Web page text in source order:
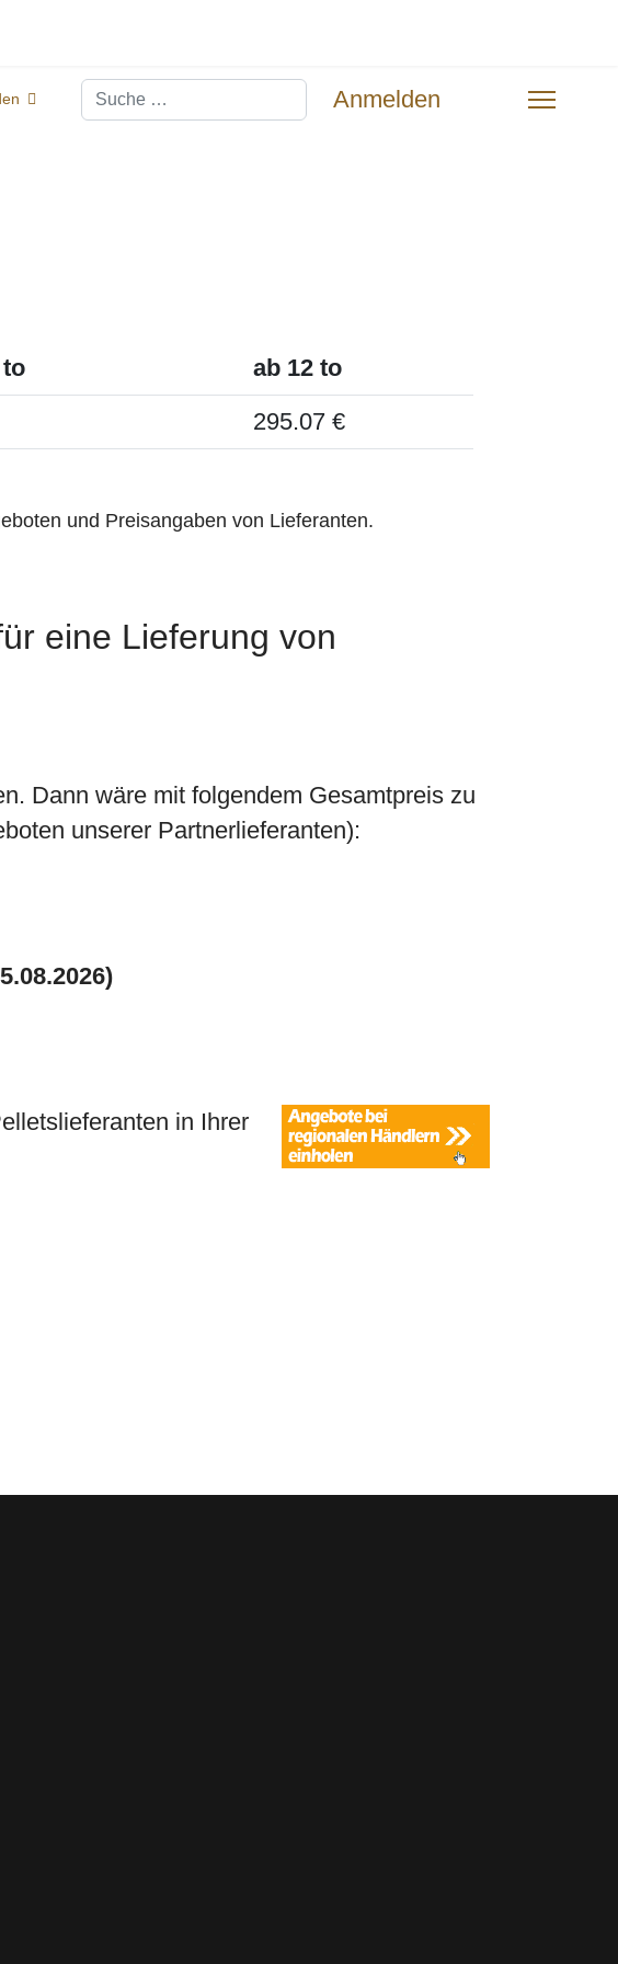
Suchen Anmelden
ab 12 to
295.07 €
und Preisangaben von Lieferanten.
eine Lieferung von
Dann wäre mit folgendem Gesamtpreis zu
unserer Partnerlieferanten):
in Ihrer